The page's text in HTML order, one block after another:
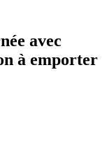
avec
à emporter